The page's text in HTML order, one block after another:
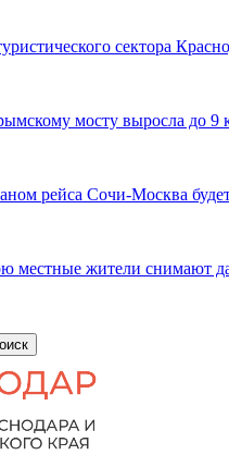
сектора
мосту выросла до 9
рейса Сочи-Москва
местные жители